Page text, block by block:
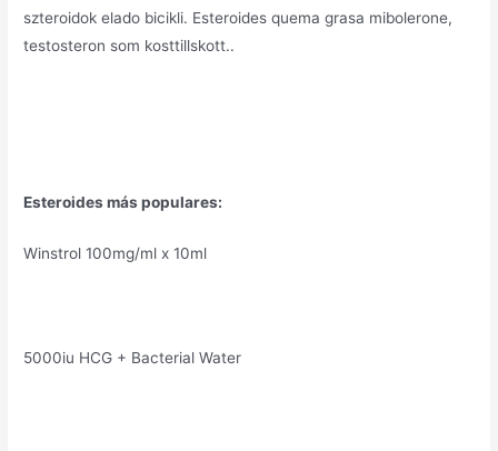
szteroidok elado bicikli. Esteroides quema grasa mibolerone,
testosteron som kosttillskott..
Esteroides más populares:
Winstrol 100mg/ml x 10ml
5000iu HCG + Bacterial Water